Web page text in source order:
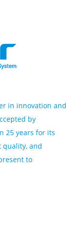
in innovation and
by
25 years for its
quality, and
to